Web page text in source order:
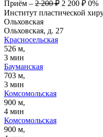
Приём – 2 200 ₽ 2 200 ₽ 0%
Институт пластической
Ольховская
Ольховская, д. 27
Красносельская
526 м,
3 мин
Бауманская
703 м,
3 мин
Комсомольская
900 м,
4 мин
Комсомольская
900 м,